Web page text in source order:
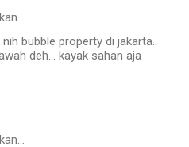
bubble property di jakarta..
deh... kayak sahan aja